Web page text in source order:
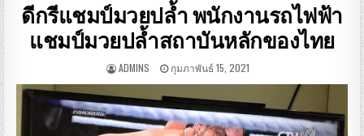
ดีกรีแชมป์มวยปล้ำ พนักงานรถไฟฟ้า
แชมป์มวยปล้ำสถาบันหลักของไทย
ADMINS กุมภาพันธ์ 15, 2021